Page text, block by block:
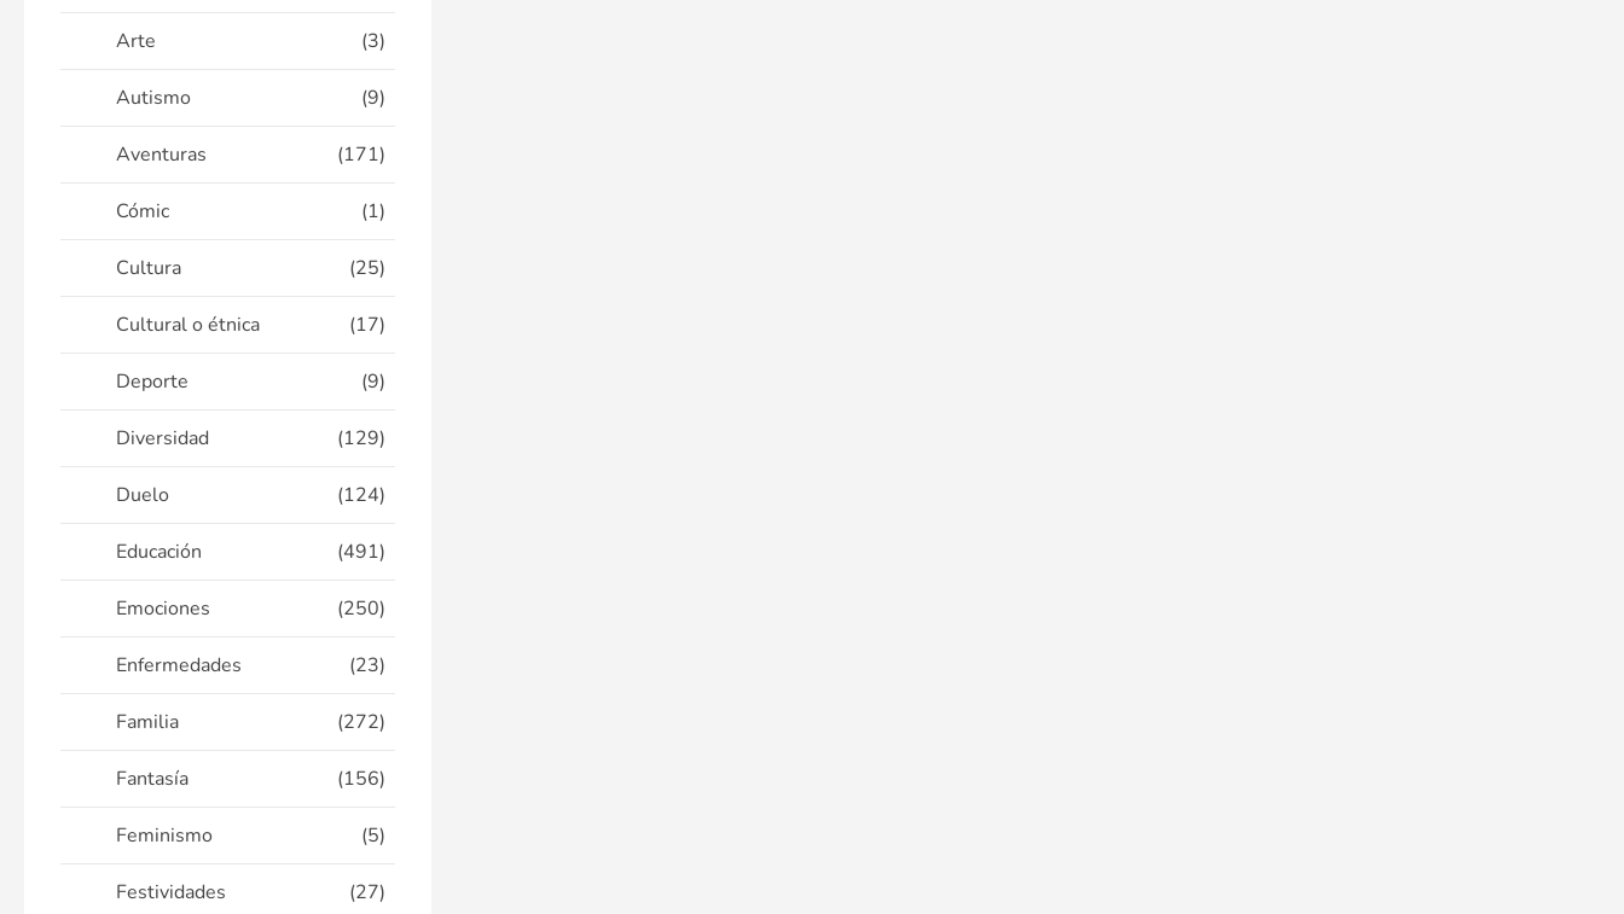
Arte (3)
Autismo (9)
Aventuras (171)
Cómic (1)
Cultura (25)
Cultural o étnica (17)
Deporte (9)
Diversidad (129)
Duelo (124)
Educación (491)
Emociones (250)
Enfermedades (23)
Familia (272)
Fantasía (156)
Feminismo (5)
Festividades (27)